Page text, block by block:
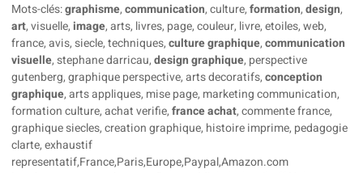
Mots-clés:graphisme,communication, culture,formation,design,
art, visuelle,image, arts, livres, page, couleur, livre, etoiles, web,
france, avis, siecle, techniques,culture graphique,communication
visuelle, stephane darricau,design graphique, perspective
gutenberg, graphique perspective, arts decoratifs,conception
graphique, arts appliques, mise page, marketing communication,
formation culture, achat verifie,france achat, commente france,
graphique siecles, creation graphique, histoire imprime, pedagogie
clarte, exhaustif
representatif,France,Paris,Europe,Paypal,Amazon.com